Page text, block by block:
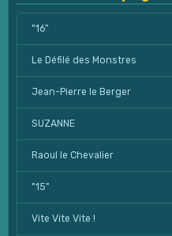
"16"
Le Défilé des Monstres
Jean-Pierre le Berger
SUZANNE
Raoul le Chevalier
"15"
Vite Vite Vite !